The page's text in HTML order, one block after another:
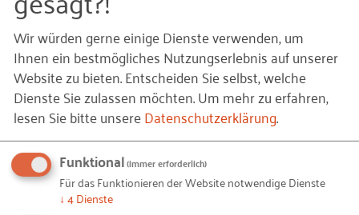
Rationalisierung
Ja, kostenlos abonnieren
Ihre Daten
ANREDE
Wir würden gerne einige Dienste verwenden, um
Ihnen ein bestmögliches Nutzungserlebnis auf unserer
Website zu bieten. Entscheiden Sie selbst, welche
Dienste Sie zulassen möchten.Um mehr zu erfahren,
lesen Sie bitte unsereDatenschutzerklärung.
Funktional(immer erforderlich)
Für das Funktionieren der Website notwendige Dienste
↓ 4Dienste